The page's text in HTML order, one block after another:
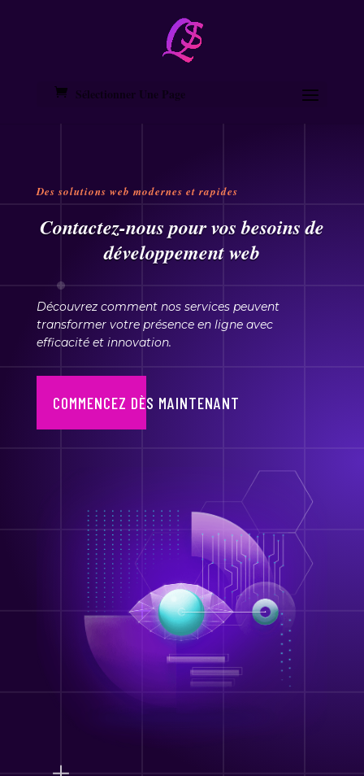
Sélectionner Une Page
Des solutions web modernes et rapides
Contactez-nous pour vos besoins de
développement web
Découvrez comment nos services peuvent
transformer votre présence en ligne avec
efficacité et innovation.
COMMENCEZ DÈS MAINTENANT